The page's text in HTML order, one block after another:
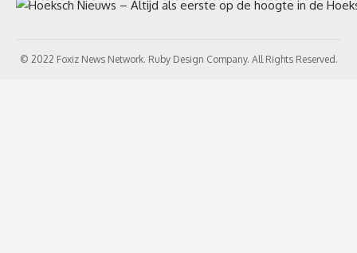
© 2022 Foxiz News Network. Ruby Design Company. All Rights Reserved.